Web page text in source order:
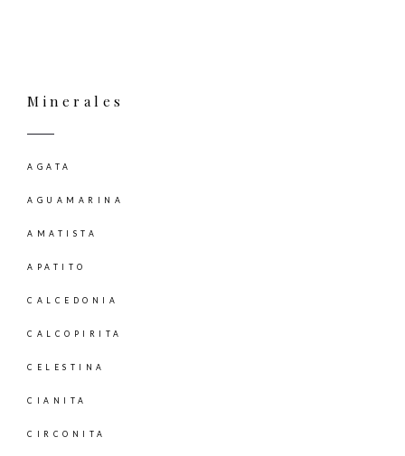
Minerales
AGATA
AGUAMARINA
AMATISTA
APATITO
CALCEDONIA
CALCOPIRITA
CELESTINA
CIANITA
CIRCONITA